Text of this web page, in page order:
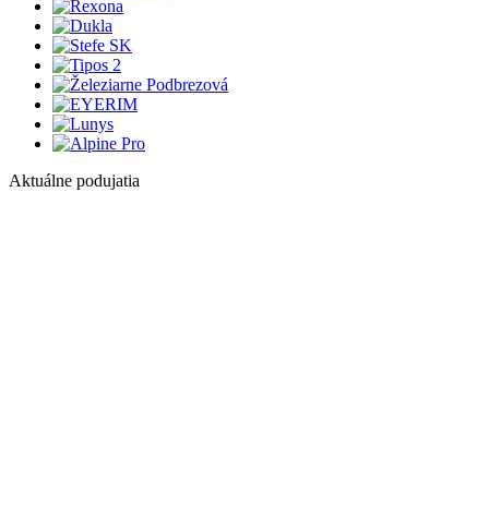
Aktuálne podujatia